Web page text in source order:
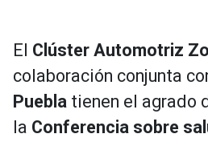
El Clúster Automotriz
colaboración conjunta
Puebla tienen el agrado
la Conferencia sobre